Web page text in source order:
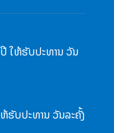
ໃຫ້ຮັບປະທານ ວັນ
ຮັບປະທານ ວັນລະຄັ້ງ